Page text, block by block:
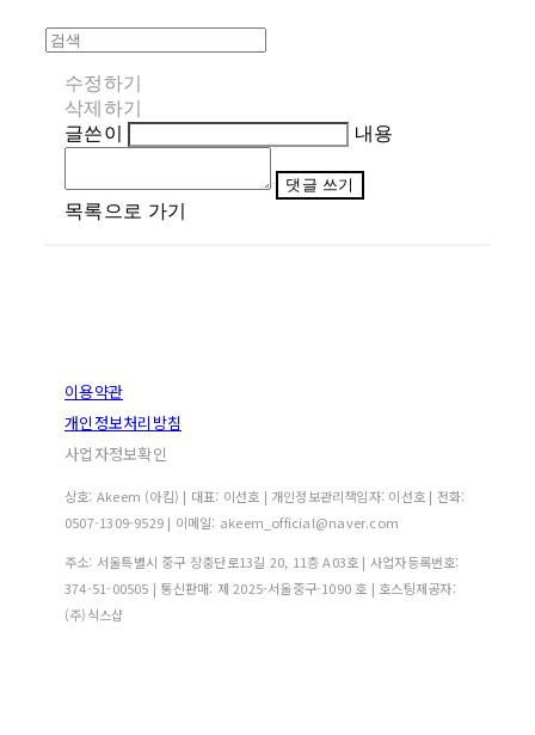
수정하기
삭제하기
글쓴이
내용
댓글 쓰기
목록으로 가기
이용약관
개인정보처리방침
사업자정보확인
상호: Akeem (아킴) | 대표: 이선호 | 개인정보관리책임자: 이선호 | 전화:
0507-1309-9529 | 이메일: akeem_official@naver.com
주소: 서울특별시 중구 장충단로13길 20, 11층 A03호 | 사업자등록번호:
374-51-00505 | 통신판매: 제 2025-서울중구-1090 호 | 호스팅제공자:
(주)식스샵